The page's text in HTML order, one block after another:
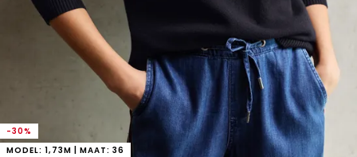
-30%
MODEL: 1,73M | MAAT: 36